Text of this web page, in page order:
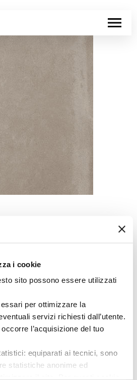
i cookie
sito possono essere utilizzati
per ottimizzare la
servizi richiesti dall’utente.
l’acquisizione del tuo
equiparati ai tecnici, sono
statistiche anonime ed
RM
naturale
Aspetto superficiale:
opaco
Stonalizzazione: